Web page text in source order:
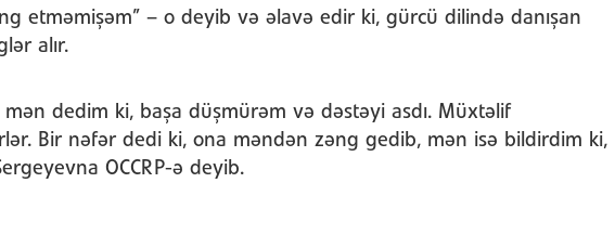
etməmişəm” – o deyib və əlavə edir ki, gürcü dilində danışan
alır.
mən dedim ki, başa düşmürəm və dəstəyi asdı. Müxtəlif
Bir nəfər dedi ki, ona məndən zəng gedib, mən isə bildirdim ki,
OCCRP-ə deyib.